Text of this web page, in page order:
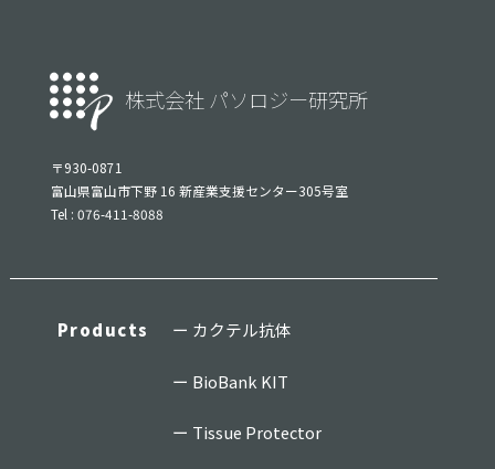
株式会社 パソロジー研究所
〒930-0871
富山県富山市下野 16 新産業支援センター305号室
Tel : 076-411-8088
Products カクテル抗体
BioBank KIT
Tissue Protector